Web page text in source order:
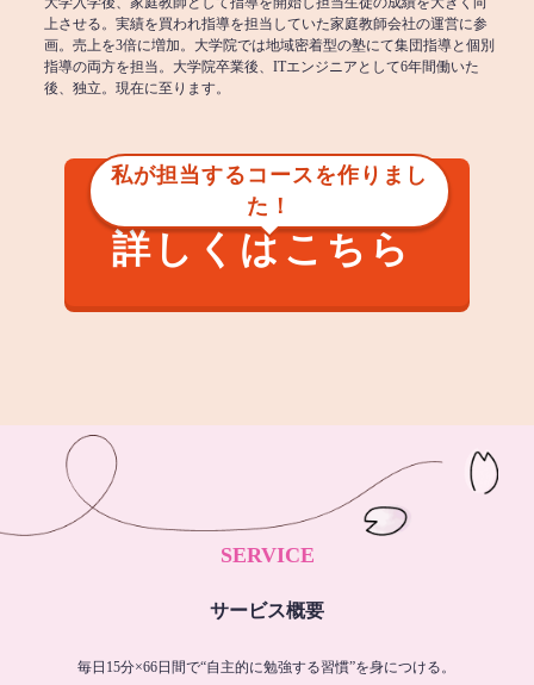
上させる。実績を買われ指導を担当していた家庭教師会社の運営に参
画。売上を3倍に増加。大学院では地域密着型の塾にて集団指導と個別
指導の両方を担当。大学院卒業後、ITエンジニアとして6年間働いた
後、独立。現在に至ります。
私が担当するコースを作りまし
た！
詳しくはこちら
SERVICE
サービス概要
毎日15分×66日間で“自主的に勉強する習慣”を身につける。